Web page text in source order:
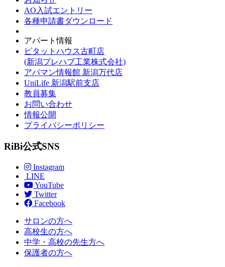
AO入試エントリー
各種申請書ダウンロード
アパート情報
ピタットハウス古町店
(新潟プレハブ工業株式会社)
アパマン情報館 新潟万代店
UniLife 新潟駅前支店
教員募集
お問い合わせ
情報公開
プライバシーポリシー
RiBi公式SNS
Instagram
LINE
YouTube
Twitter
Facebook
サロンの方へ
高校生の方へ
中学・高校の先生方へ
保護者の方へ